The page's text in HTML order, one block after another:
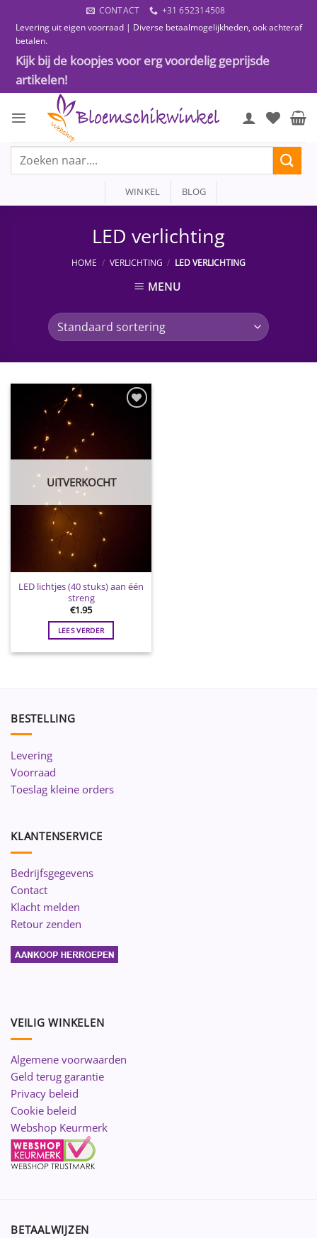
naar
inhoud
CONTACT
+31 652314508
Levering uit eigen voorraad | Diverse betaalmogelijkheden, ook achteraf
betalen.
Kijk bij de koopjes voor erg voordelig geprijsde
artikelen!
Zoeken
WINKEL BLOG
LED verlichting
HOME / VERLICHTING / LED VERLICHTING
MENU
UITVERKOCHT
LED lichtjes (40 stuks) aan één
streng
€1.95
LEES VERDER
BESTELLING
Levering
Voorraad
Toeslag kleine orders
KLANTENSERVICE
Bedrijfsgegevens
Contact
Klacht melden
Retour zenden
VEILIG WINKELEN
Algemene voorwaarden
Geld terug garantie
Privacy beleid
Cookie beleid
Webshop Keurmerk
BETAALWIJZEN